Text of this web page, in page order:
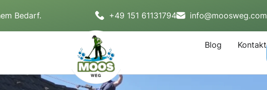
Bedarf. +49 151 61131794 info@moosweg.com
Blog
Kontakt